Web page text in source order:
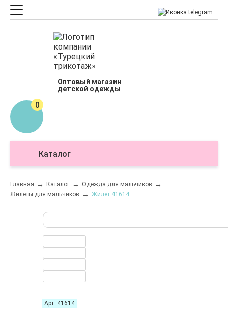
Оптовый магазин
детской одежды
0
Каталог
Главная Каталог
Одежда для мальчиков
Жилеты для мальчиков
Жилет 41614
Арт. 41614